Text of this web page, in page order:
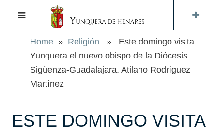
Home » Religión » Este domingo visita
Yunquera el nuevo obispo de la Diócesis
Sigüenza-Guadalajara, Atilano Rodríguez
Martínez
ESTE DOMINGO VISITA